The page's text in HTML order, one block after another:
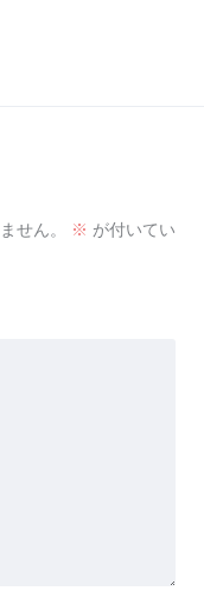
せん。 ※ が付いてい